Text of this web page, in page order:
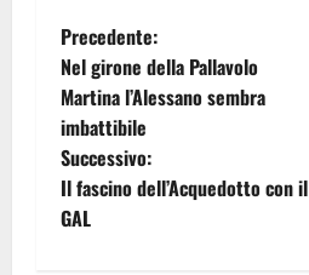
Precedente:
Nel girone della Pallavolo
Martina l’Alessano sembra
imbattibile
Successivo:
Il fascino dell’Acquedotto con il
GAL